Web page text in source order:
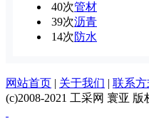
40次管材
39次沥青
14次防水
网站首页 | 关于我们 | 联系方
(c)2008-2021 工采网 寰亚 版